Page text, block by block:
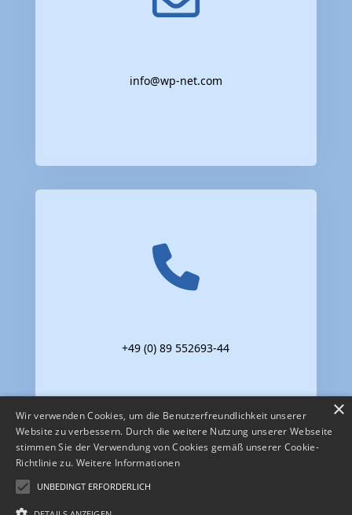
info@wp-net.com
+49 (0) 89 552693-44
×
Wir verwenden Cookies, um die Benutzerfreundlichkeit unserer
Website zu verbessern. Durch die weitere Nutzung unserer Webseite
stimmen Sie der Verwendung von Cookies gemäß unserer Cookie-
Richtlinie zu. Weitere Informationen
UNBEDINGT ERFORDERLICH